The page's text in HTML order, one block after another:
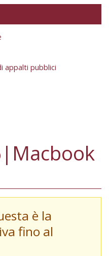
appalti pubblici
è la
fino al